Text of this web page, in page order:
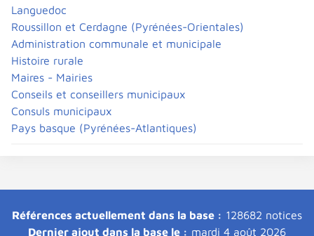
Languedoc
Roussillon et Cerdagne (Pyrénées-Orientales)
Administration communale et municipale
Histoire rurale
Maires - Mairies
Conseils et conseillers municipaux
Consuls municipaux
Pays basque (Pyrénées-Atlantiques)
Références actuellement dans la base : 128682 notices
Dernier ajout dans la base le : mardi 4 août 2026